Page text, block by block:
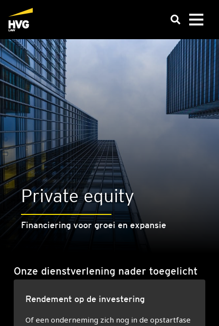
Pri­va­te equi­ty
Financiering voor groei en expansie
Onze dienstverlening nader toegelicht
Rendement op de investering
Of een onderneming zich nog in de opstartfase